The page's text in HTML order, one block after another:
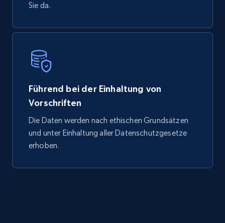
Sie da.
Führend bei der Einhaltung von
Vorschriften
Die Daten werden nach ethischen Grundsätzen
und unter Einhaltung aller Datenschutzgesetze
erhoben.